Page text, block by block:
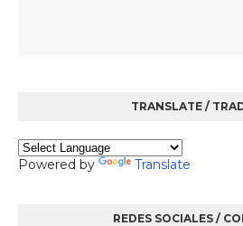
TRANSLATE /
Powered by Translate
REDES SOCIALES /